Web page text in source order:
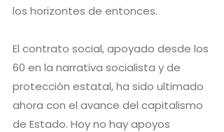
los horizontes de entonces.
El contrato social, apoyado desde los
60 en la narrativa socialista y de
protección estatal, ha sido ultimado
ahora con el avance del capitalismo
de Estado. Hoy no hay apoyos